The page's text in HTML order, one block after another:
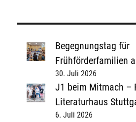
Begegnungstag für
Frühförderfamilien
30. Juli 2026
J1 beim Mitmach –
Literaturhaus
6. Juli 2026